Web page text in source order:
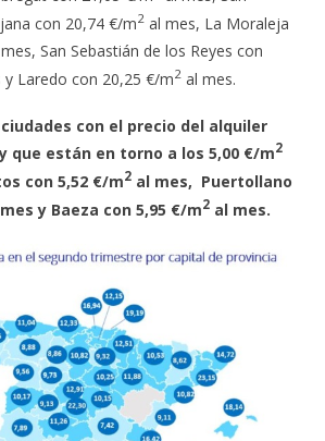
con 20,74 €/m2al mes, La Moraleja
San Sebastián de los Reyes con
Laredo con 20,25 €/m2al mes.
con el precio del alquiler
que están en torno a los 5,00 €/m2
con 5,52 €/m2al mes, Puertollano
y Baeza con 5,95 €/m2al mes.